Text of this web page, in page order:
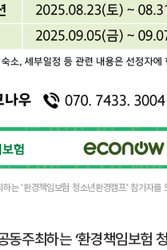
는 ‘환경책임보험 청소년환경캠프’ 참가자
주최하는 ‘환경책임보험